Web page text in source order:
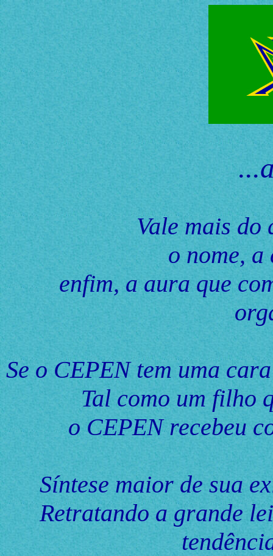
Vale mais do
o nome,
enfim, a aura que
Se o CEPEN tem uma
Tal como um filho
o CEPEN recebeu
Síntese maior de sua
Retratando a grande